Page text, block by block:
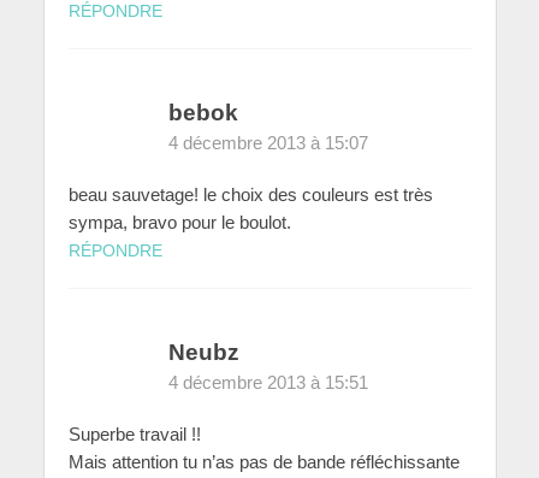
RÉPONDRE
bebok
4 décembre 2013 à 15:07
beau sauvetage! le choix des couleurs est très
sympa, bravo pour le boulot.
RÉPONDRE
Neubz
4 décembre 2013 à 15:51
Superbe travail !!
Mais attention tu n’as pas de bande réfléchissante